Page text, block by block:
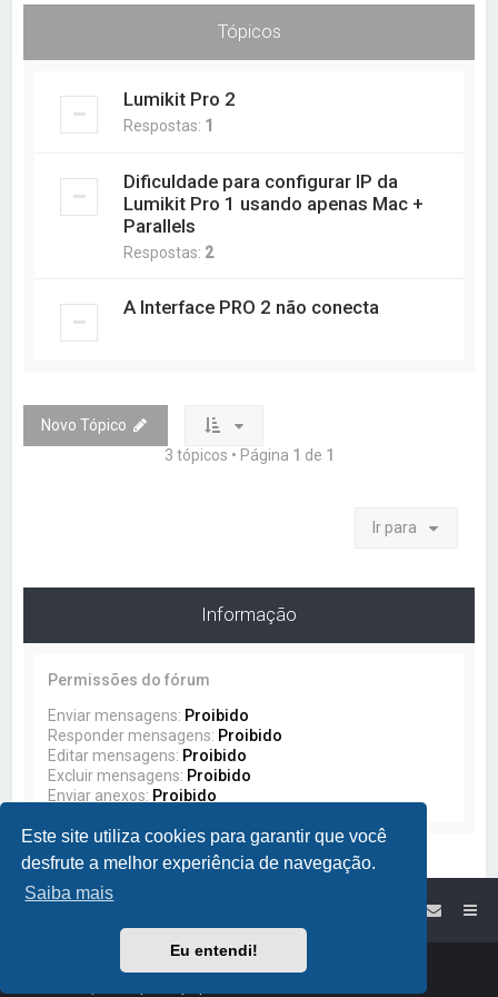
Este site utiliza cookies para garantir que você
desfrute a melhor experiência de navegação.
Saiba mais
Eu entendi!
a
Tópicos
Lumikit Pro 2
Respostas: 1
Dificuldade para configurar IP da
Lumikit Pro 1 usando apenas Mac +
Parallels
Respostas: 2
A Interface PRO 2 não conecta
Novo Tópico
3 tópicos • Página 1 de 1
Ir para
Informação
Permissões do fórum
Enviar mensagens: Proibido
Responder mensagens: Proibido
Editar mensagens: Proibido
Excluir mensagens: Proibido
Enviar anexos: Proibido
phpBB